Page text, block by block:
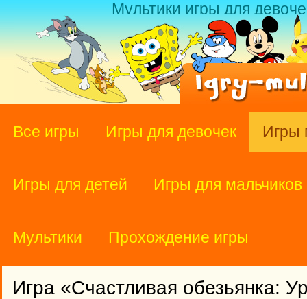
Мультики игры для
Все игры Игры для девочек Игры
Игры для детей Игры для мальчиков
Мультики Прохождение игры
Игра «Счастливая обезьянка: